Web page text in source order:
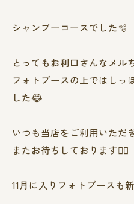
シャンプーコースでした🫧
とってもお利口さんなメル
フォトブースの上ではしっ
した😂
いつも当店をご利用いただ
またお待ちしております❤️‍🔥
11月に入りフォトブースも